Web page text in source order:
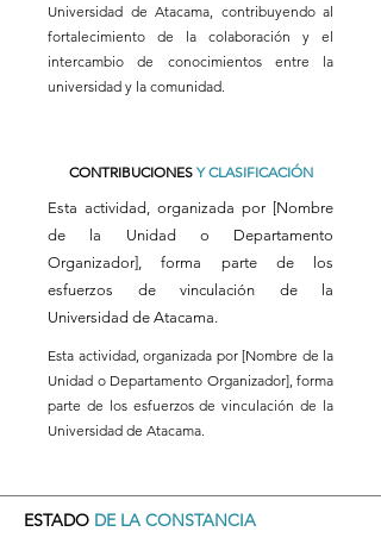
Universidad de Atacama, contribuyendo al
fortalecimiento de la colaboración y el
intercambio de conocimientos entre la
universidad y la comunidad.
CONTRIBUCIONES Y CLASIFICACIÓN
Esta actividad, organizada por [Nombre
de la Unidad o Departamento
Organizador], forma parte de los
esfuerzos de vinculación de la
Universidad de Atacama.
Esta actividad, organizada por [Nombre de la
Unidad o Departamento Organizador], forma
parte de los esfuerzos de vinculación de la
Universidad de Atacama.
ESTADO DE LA CONSTANCIA